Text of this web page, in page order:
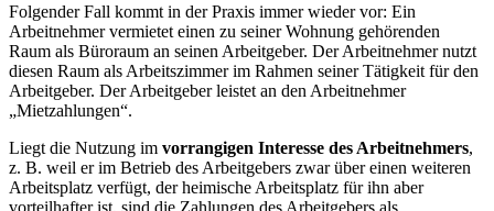
Folgender Fall kommt in der Praxis immer wieder vor: Ein
Arbeitnehmer vermietet einen zu seiner Wohnung gehörenden
Raum als Büroraum an seinen Arbeitgeber. Der Arbeitnehmer nutzt
diesen Raum als Arbeitszimmer im Rahmen seiner Tätigkeit für den
Arbeitgeber. Der Arbeitgeber leistet an den Arbeitnehmer
„Mietzahlungen“.
Liegt die Nutzung im vorrangigen Interesse des Arbeitnehmers,
z. B. weil er im Betrieb des Arbeitgebers zwar über einen weiteren
Arbeitsplatz verfügt, der heimische Arbeitsplatz für ihn aber
vorteilhafter ist, sind die Zahlungen des Arbeitgebers als